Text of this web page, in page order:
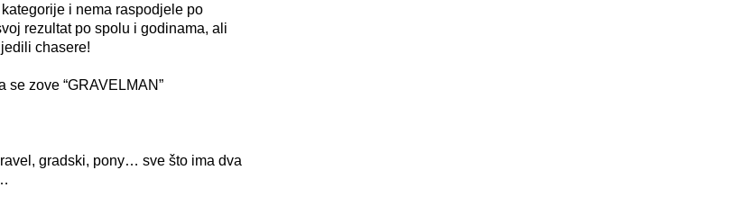
i nema raspodjele po
rezultat po spolu i godinama, ali
chasere!
zove “GRAVELMAN”
gradski, pony… sve što ima dva